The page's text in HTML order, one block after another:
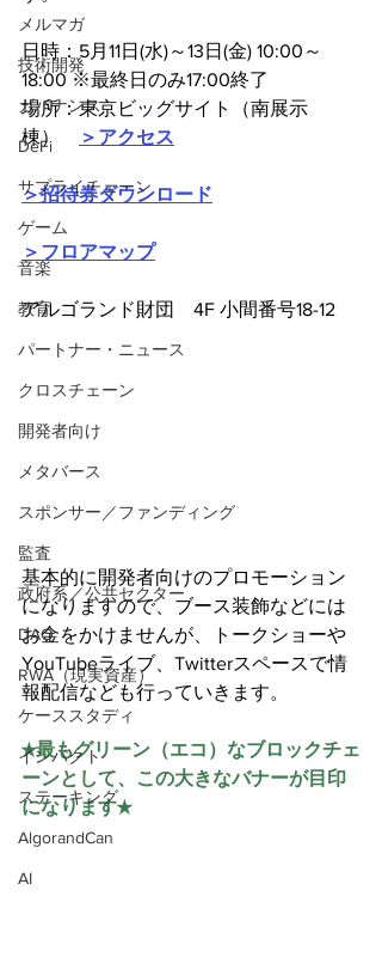
メルマガ
技術開発
ガバナンス
DeFi
サプライチェーン
ゲーム
音楽
教育
パートナー・ニュース
クロスチェーン
開発者向け
メタバース
スポンサー／ファンディング
監査
政府系／公共セクター
DAO
RWA（現実資産）
ケーススタディ
インパクト
ステーキング
AlgorandCan
AI
日時：5月11日(水)～13日(金) 10:00～
18:00 ※最終日のみ17:00終了
場所：東京ビッグサイト（南展示
棟）
＞アクセス
＞招待券ダウンロード
＞フロアマップ
アルゴランド財団　4F 小間番号18-12
基本的に開発者向けのプロモーション
になりますので、ブース装飾などには
お金をかけませんが、トークショーや
YouTubeライブ、Twitterスペースで情
報配信なども行っていきます。
★最もグリーン（エコ）なブロックチェ
ーンとして、この大きなバナーが目印
になります★